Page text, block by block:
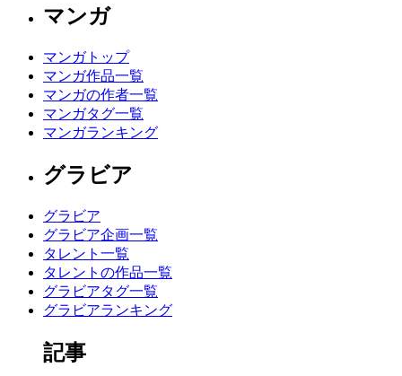
マンガ
マンガトップ
マンガ作品一覧
マンガの作者一覧
マンガタグ一覧
マンガランキング
グラビア
グラビア
グラビア企画一覧
タレント一覧
タレントの作品一覧
グラビアタグ一覧
グラビアランキング
記事